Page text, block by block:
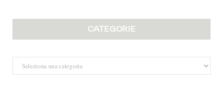
CATEGORIE
Categorie